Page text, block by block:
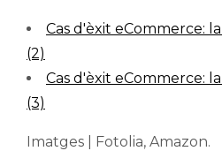
Cas d'èxit eCommerce:
(2)
Cas d'èxit eCommerce:
(3)
Imatges | Fotolia, Amazon.